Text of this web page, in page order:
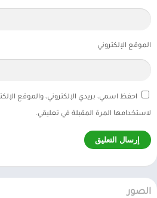
الموقع الإلكتروني
احفظ اسمي، بريدي الإلكتروني، والموقع
لاستخدامها المرة المقبلة في تعليقي.
الصور